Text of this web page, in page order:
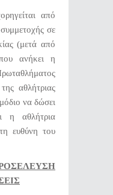
από
σε
(μετά από
ανήκει η
αθλήτριας
να δώσει
η αθλήτρια
ευθύνη του